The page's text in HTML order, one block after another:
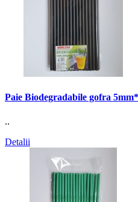
Paie Biodegradabile gofra
..
Detalii